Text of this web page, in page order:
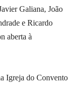
Galiana, João
e Ricardo
aberta à
Igreja do Convento